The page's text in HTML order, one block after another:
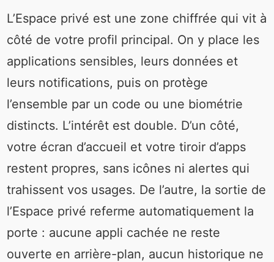
L’Espace privé est une zone chiffrée qui vit à
côté de votre profil principal. On y place les
applications sensibles, leurs données et
leurs notifications, puis on protège
l’ensemble par un code ou une biométrie
distincts. L’intérêt est double. D’un côté,
votre écran d’accueil et votre tiroir d’apps
restent propres, sans icônes ni alertes qui
trahissent vos usages. De l’autre, la sortie de
l’Espace privé referme automatiquement la
porte : aucune appli cachée ne reste
ouverte en arrière-plan, aucun historique ne